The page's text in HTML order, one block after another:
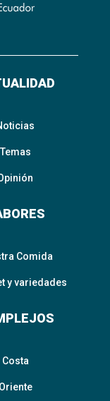
Temas
Comida
y variedades
Costa
Oriente